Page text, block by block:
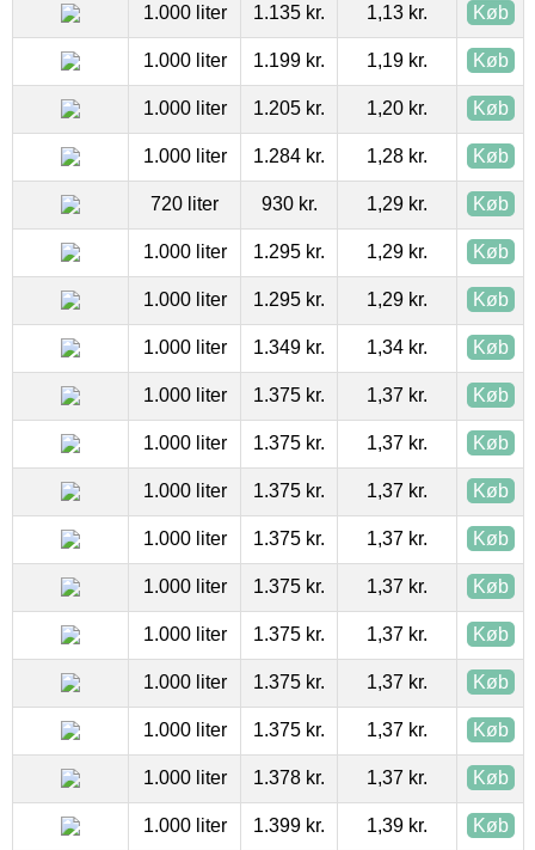
1.000 liter 1.135 kr. 1,13 kr. Køb
1.000 liter 1.199 kr. 1,19 kr. Køb
1.000 liter 1.205 kr. 1,20 kr. Køb
1.000 liter 1.284 kr. 1,28 kr. Køb
720 liter 930 kr. 1,29 kr. Køb
1.000 liter 1.295 kr. 1,29 kr. Køb
1.000 liter 1.295 kr. 1,29 kr. Køb
1.000 liter 1.349 kr. 1,34 kr. Køb
1.000 liter 1.375 kr. 1,37 kr. Køb
1.000 liter 1.375 kr. 1,37 kr. Køb
1.000 liter 1.375 kr. 1,37 kr. Køb
1.000 liter 1.375 kr. 1,37 kr. Køb
1.000 liter 1.375 kr. 1,37 kr. Køb
1.000 liter 1.375 kr. 1,37 kr. Køb
1.000 liter 1.375 kr. 1,37 kr. Køb
1.000 liter 1.375 kr. 1,37 kr. Køb
1.000 liter 1.378 kr. 1,37 kr. Køb
1.000 liter 1.399 kr. 1,39 kr. Køb